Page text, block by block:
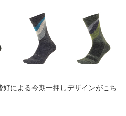
による今期一押しデザインがこち